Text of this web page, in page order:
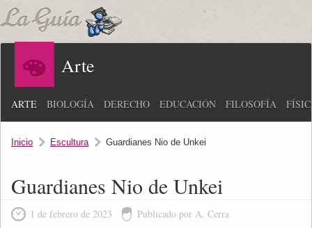
Arte
ARTE BIOLOGÍA DERECHO EDUCACIÓN FILOSOFÍA
Inicio Escultura Guardianes Nio de Unkei
Guardianes Nio de Unkei
1 de febrero de 2023 Publicado por A. Cerra